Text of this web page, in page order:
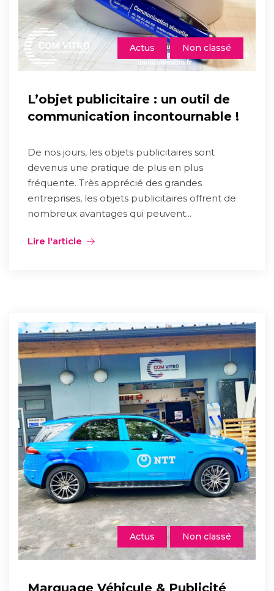
Actus Non classé
L’objet publicitaire : un outil de
communication incontournable !
De nos jours, les objets publicitaires sont
devenus une pratique de plus en plus
fréquente. Très apprécié des grandes
entreprises, les objets publicitaires offrent de
nombreux avantages qui peuvent...
Lire l'article
Actus Non classé
Marquage Véhicule & Publicité